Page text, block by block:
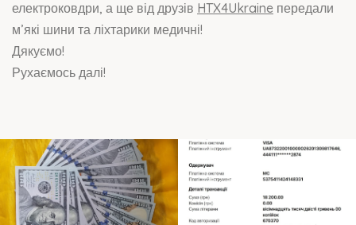
електроковдри, а ще від друзів HTX4Ukraine передали
м’які шини та ліхтарики медичні!
Дякуємо!
Рухаємось далі!